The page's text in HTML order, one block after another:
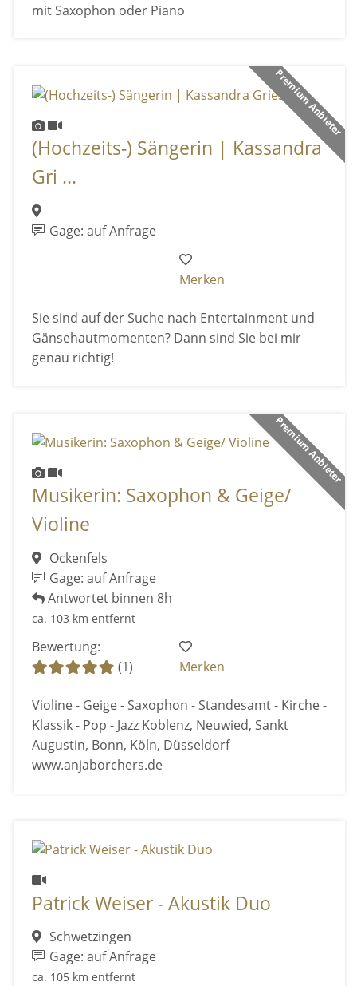
mit Saxophon oder Piano
Premium Anbieter
(Hochzeits-) Sängerin | Kassandra
Gri ...
Gage: auf Anfrage
Merken
Sie sind auf der Suche nach Entertainment und
Gänsehautmomenten? Dann sind Sie bei mir
genau richtig!
Premium Anbieter
Musikerin: Saxophon & Geige/
Violine
Ockenfels
Gage: auf Anfrage
Antwortet binnen 8h
ca. 103 km entfernt
Bewertung:
(1)
Merken
Violine - Geige - Saxophon - Standesamt - Kirche -
Klassik - Pop - Jazz Koblenz, Neuwied, Sankt
Augustin, Bonn, Köln, Düsseldorf
www.anjaborchers.de
Patrick Weiser - Akustik Duo
Schwetzingen
Gage: auf Anfrage
ca. 105 km entfernt